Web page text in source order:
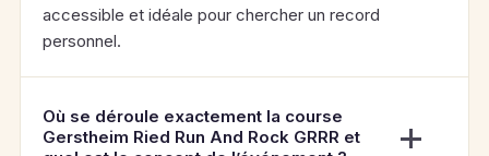
accessible et idéale pour chercher un record
personnel.
Où se déroule exactement la course
Gerstheim Ried Run And Rock GRRR et